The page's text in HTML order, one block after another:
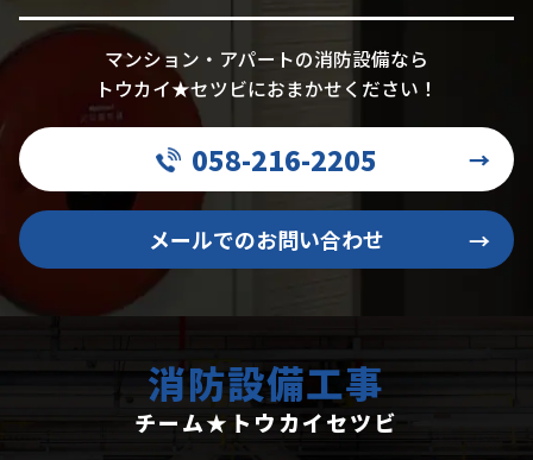
マンション・アパートの消防設備なら
トウカイ★セツビにおまかせください！
058-216-2205 →
メールでのお問い合わせ →
消防設備工事
チーム★トウカイセツビ